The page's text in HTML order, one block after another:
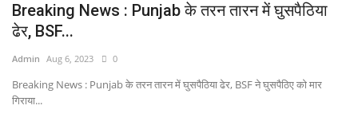
Breaking News : Punjab के तरन तारन में घुसपैठिया
ढेर, BSF...
Admin Aug 6, 2023 0
Breaking News : Punjab के तरन तारन में घुसपैठिया ढेर, BSF ने घुसपैठिए को मार
गिराया...